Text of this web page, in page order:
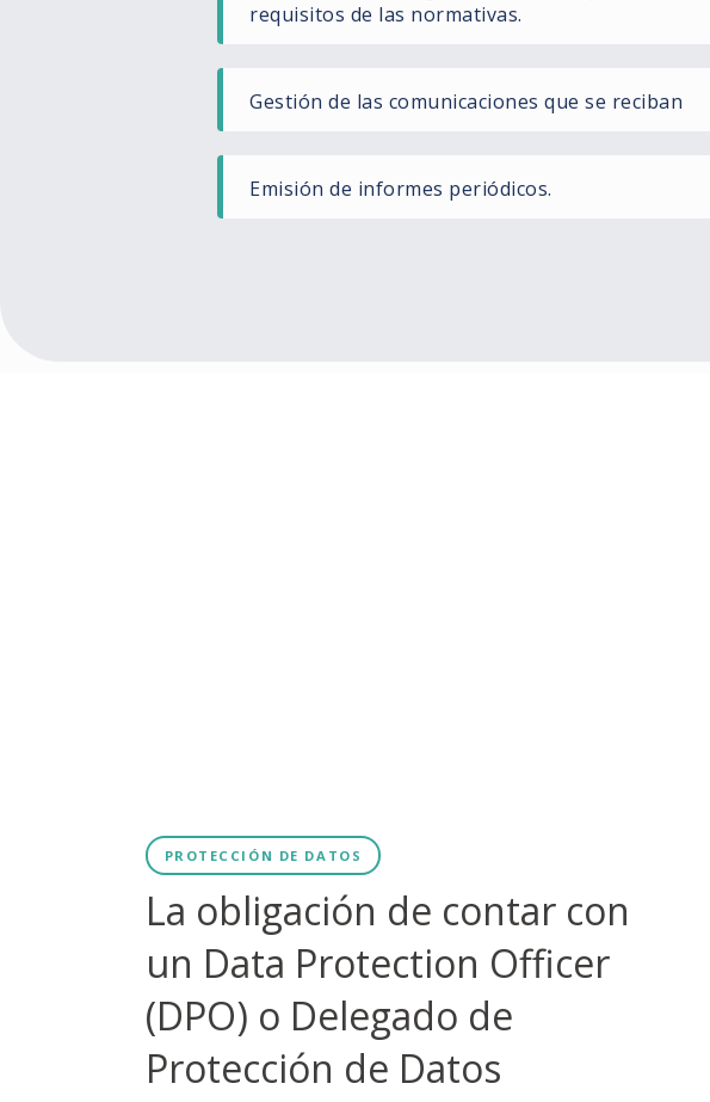
requisitos de las normativas.
Gestión de las comunicaciones que se reciban
Emisión de informes periódicos.
PROTECCIÓN DE DATOS
La obligación de contar con
un Data Protection Officer
(DPO) o Delegado de
Protección de Datos